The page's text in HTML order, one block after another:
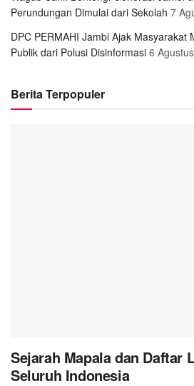
Perundungan Dimulai dari Sekolah 7
DPC PERMAHI Jambi Ajak Masyarakat
Publik dari Polusi Disinformasi 6
Berita Terpopuler
Sejarah Mapala dan Daftar
Seluruh Indonesia